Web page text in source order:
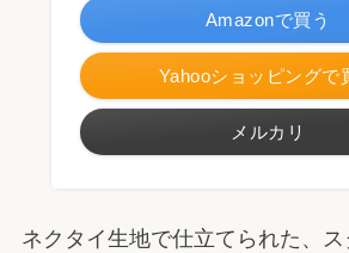
Amazonで買う
Yahooショッピングで
メルカリ
ネクタイ生地で仕立てられた、